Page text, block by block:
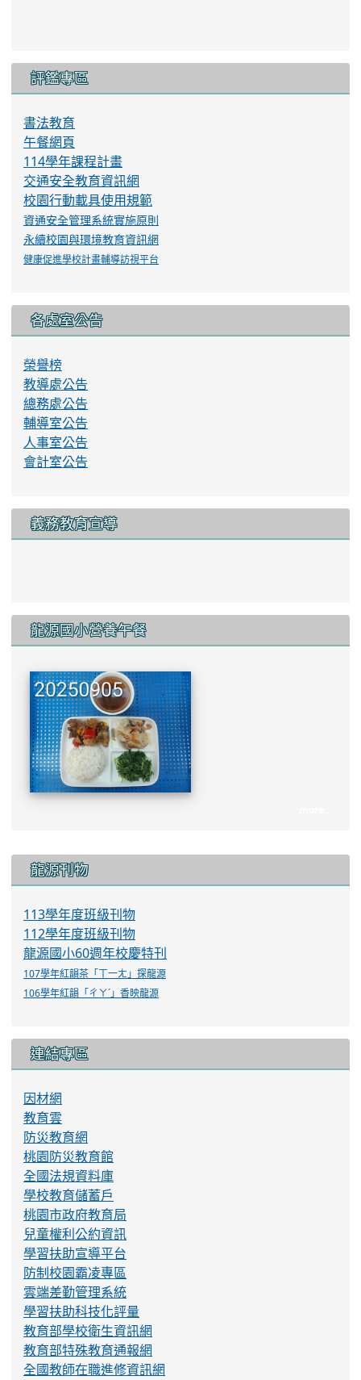
評鑑專區
書法教育
午餐網頁
114學年課程計畫
交通安全教育資訊網
校園行動載具使用規範
資通安全管理系統實施原則
永續校園與環境教育資訊網
健康促進學校計畫輔導訪視平台
各處室公告
榮譽榜
教導處公告
總務處公告
輔導室公告
人事室公告
會計室公告
義務教育宣導
龍源國小營養午餐
龍源刊物
113學年度班級刊物
112學年度班級刊物
龍源國小60週年校慶特刊
107學年紅韻茶「ㄒ一ㄤ」探龍源
106學年紅韻「ㄔㄚˊ」香映龍源
連結專區
因材網
教育雲
防災教育網
桃園防災教育館
全國法規資料庫
學校教育儲蓄戶
桃園市政府教育局
兒童權利公約資訊
學習扶助宣導平台
防制校園霸凌專區
雲端差勤管理系統
學習扶助科技化評量
教育部學校衛生資訊網
教育部特殊教育通報網
全國教師在職進修資訊網